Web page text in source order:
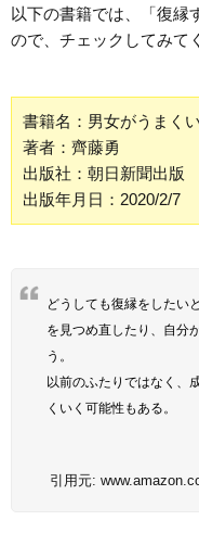
以下の書籍では、「復縁
ので、チェックしてみて
書籍名：男女がうまく
著者：齊藤勇
出版社：朝日新聞出版
出版年月日：2020/2/7
どうしても復縁をしたい
を見つめ直したり、自分
う。
以前のふたりではなく、
くいく可能性もある。
引用元: